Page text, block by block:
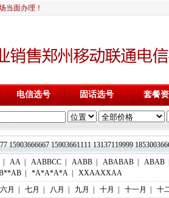
当面办理！
电信选号 固话选号 套餐
15903666667 15903661111 13137119999
AA AABBCC AABB ABABAB ABAB
*A*A*A*A
XXAAXXAA
六月 七月 八月 九月 十月 十一月
十